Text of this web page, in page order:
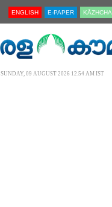
ENGLISH E-PAPER KĀZHCHA
SUNDAY, 09 AUGUST 2026 12.54 AM IST